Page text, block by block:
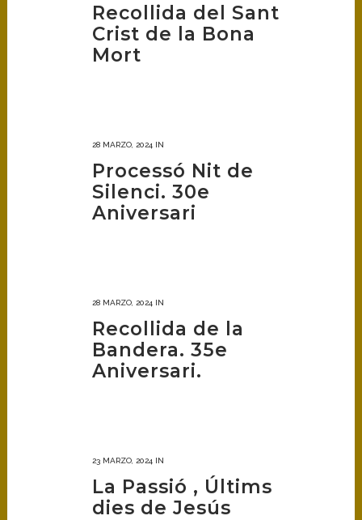
Recollida del Sant
Crist de la Bona
Mort
28 MARZO, 2024 IN
Processó Nit de
Silenci. 30e
Aniversari
28 MARZO, 2024 IN
Recollida de la
Bandera. 35e
Aniversari.
23 MARZO, 2024 IN
La Passió , Últims
dies de Jesús